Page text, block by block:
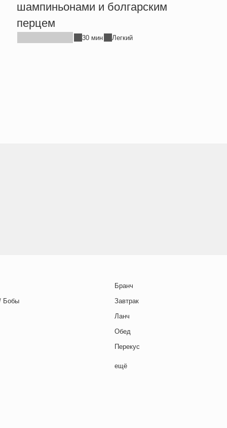
шампиньонами и болгарским
перцем
30 мин Легкий
Бобы
Бранч
Завтрак
Ланч
Обед
Перекус
Полдник
ещё